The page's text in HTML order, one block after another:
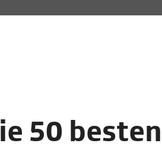
50 besten